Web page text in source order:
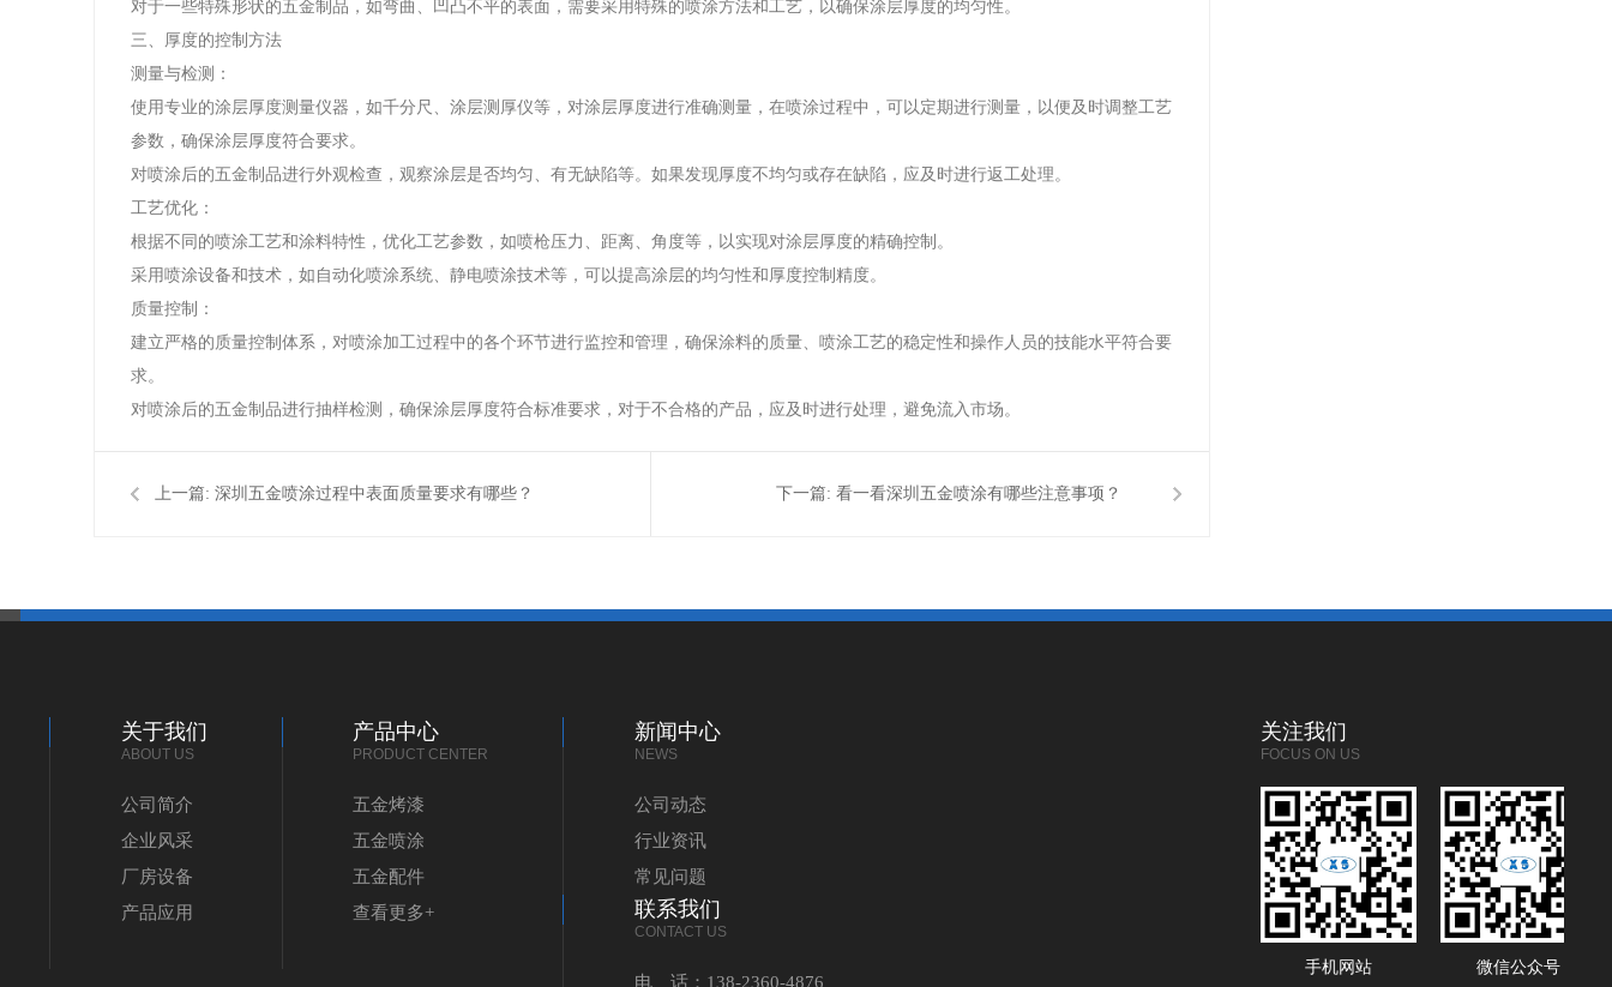
对于一些特殊形状的五金制品，如弯曲、凹凸不平的表面，需要采用特殊的喷涂方法和工艺，以确保涂层厚度的均匀性。
三、厚度的控制方法
测量与检测：
使用专业的涂层厚度测量仪器，如千分尺、涂层测厚仪等，对涂层厚度进行准确测量，在喷涂过程中，可以定期进行测量，以便及时调整工艺
参数，确保涂层厚度符合要求。
对喷涂后的五金制品进行外观检查，观察涂层是否均匀、有无缺陷等。如果发现厚度不均匀或存在缺陷，应及时进行返工处理。
工艺优化：
根据不同的喷涂工艺和涂料特性，优化工艺参数，如喷枪压力、距离、角度等，以实现对涂层厚度的精确控制。
采用喷涂设备和技术，如自动化喷涂系统、静电喷涂技术等，可以提高涂层的均匀性和厚度控制精度。
质量控制：
建立严格的质量控制体系，对喷涂加工过程中的各个环节进行监控和管理，确保涂料的质量、喷涂工艺的稳定性和操作人员的技能水平符合要
求。
对喷涂后的五金制品进行抽样检测，确保涂层厚度符合标准要求，对于不合格的产品，应及时进行处理，避免流入市场。
上一篇:深圳五金喷涂过程中表面质量要求有哪些？ 下一篇:看一看深圳五金喷涂有哪些注意事项？
关于我们
ABOUT US
公司简介
企业风采
厂房设备
产品应用
产品中心
PRODUCT CENTER
五金烤漆
五金喷涂
五金配件
查看更多+
新闻中心
NEWS
公司动态
行业资讯
常见问题
联系我们
CONTACT US
电 话：138-2360-4876
关注我们
FOCUS ON US
手机网站 微信公众号